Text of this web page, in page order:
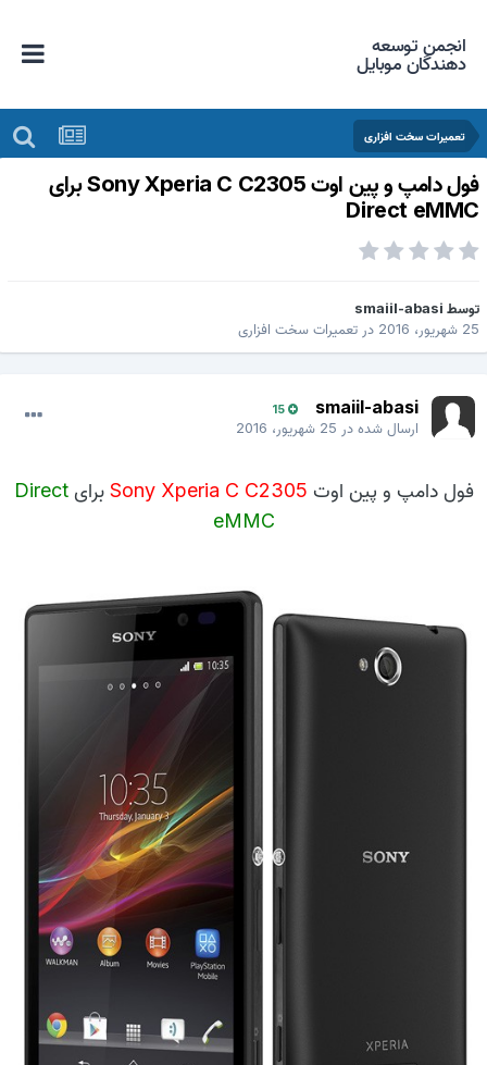
انجمن توسعه
دهندگان موبایل
تعمیرات سخت افزاری
فول دامپ و پین اوت Sony Xperia C C2305 برای
Direct
smaiil-abasi
2016
درتعمیرات سخت افزاری
smaiil-abasi
15
ارسال شده در25 شهریور، 2016
فول دامپ و پین اوتSony Xperia C C2305برای Direct
eMMC